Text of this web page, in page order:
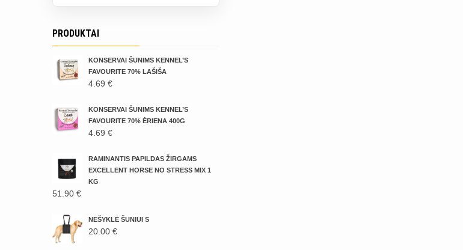
PRODUKTAI
KONSERVAI ŠUNIMS KENNEL’S
FAVOURITE 70% LAŠIŠA
4.69 €
KONSERVAI ŠUNIMS KENNEL’S
FAVOURITE 70% ĖRIENA 400G
4.69 €
RAMINANTIS PAPILDAS ŽIRGAMS
EXCELLENT HORSE NO STRESS MIX 1
KG
51.90 €
NEŠYKLĖ ŠUNIUI S
20.00 €